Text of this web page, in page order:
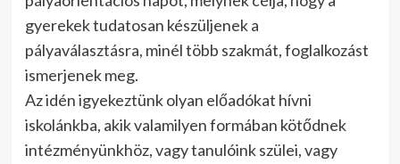
gyerekek tudatosan készüljenek a
pályaválasztásra, minél több szakmát, foglalkozást
ismerjenek meg.
Az idén igyekeztünk olyan előadókat hívni
iskolánkba, akik valamilyen formában kötődnek
intézményünkhöz, vagy tanulóink szülei, vagy